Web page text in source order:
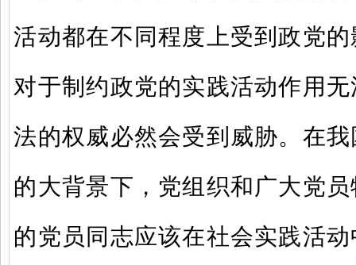
活动都在不同程度上受到政党
对于制约政党的实践活动作用
法的权威必然会受到威胁。在
的大背景下，党组织和广大党
的党员同志应该在社会实践活